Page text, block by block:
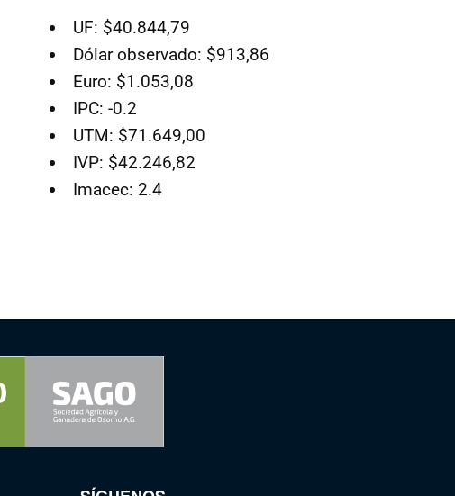
UF: $40.844,79
Dólar observado: $913,86
Euro: $1.053,08
IPC: -0.2
UTM: $71.649,00
IVP: $42.246,82
Imacec: 2.4